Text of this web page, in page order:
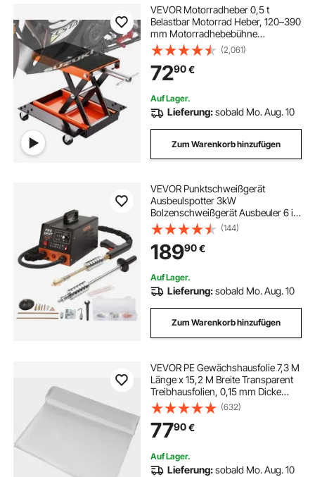
VEVOR Motorradheber 0,5 t
Belastbar Motorrad Heber, 120–390
mm Motorradhebebühne
Montagebock Motorrad,
Einstellbare Motorradheber
Montagebock Motorradlift,
Motoständer Garage &
Außenbereichen
(2,061)
7290€
Auf Lager.
Lieferung:sobald Mo. Aug. 10
Zum Warenkorb hinzufügen
VEVOR Punktschweißgerät
Ausbeulspotter 3kW
Bolzenschweißgerät Ausbeuler 6 in
1 Schweißgerät mit
Überhitzungsschutzsystem
Karosserie Spotter 1,2mm
Schweißstärke für Kohlenstoffstahl
Edelstahl Eisen
(144)
18990€
Auf Lager.
Lieferung:sobald Mo. Aug. 10
Zum Warenkorb hinzufügen
VEVOR PE Gewächshausfolie 7,3 M
Länge x 15,2 M Breite Transparent
Treibhausfolien, 0,15 mm Dicke
Folientunnel, reißfeste Gartenfolien
aus Polyethylen als Plastikfolien für
Abdeckungen im Außenbereich
(632)
7790€
Auf Lager.
Lieferung:sobald Mo. Aug. 10